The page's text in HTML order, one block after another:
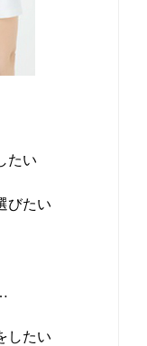
たい
びたい
したい